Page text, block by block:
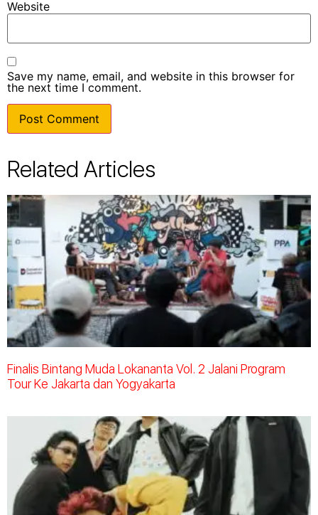
Website
Save my name, email, and website in this browser for
the next time I comment.
Related Articles
Finalis Bintang Muda Lokananta Vol. 2 Jalani Program
Tour Ke Jakarta dan Yogyakarta